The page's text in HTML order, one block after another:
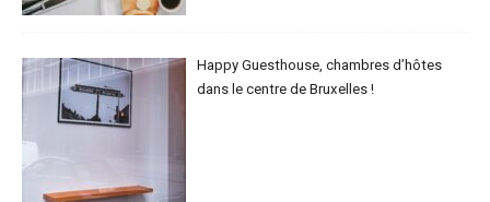
Happy Guesthouse, chambres d’hôtes
dans le centre de Bruxelles !